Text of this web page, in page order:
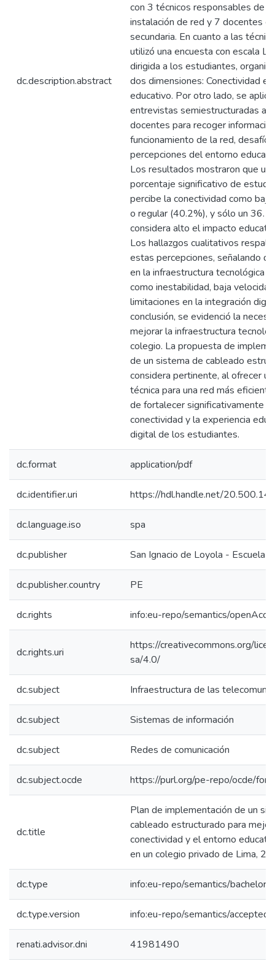
dc.description.abstract
con 3 técnicos responsables de la
instalación de red y 7 docentes
secundaria. En cuanto a las
utilizó una encuesta con escala
dirigida a los estudiantes,
dos dimensiones: Conectividad e
educativo. Por otro lado, se
entrevistas semiestructuradas a
docentes para recoger
funcionamiento de la red,
percepciones del entorno
Los resultados mostraron que un
porcentaje significativo de
percibe la conectividad como
o regular (40.2%), y sólo un
considera alto el impacto
Los hallazgos cualitativos
estas percepciones, señalando
en la infraestructura tecnológica
como inestabilidad, baja
limitaciones en la integración
conclusión, se evidenció la
mejorar la infraestructura
colegio. La propuesta de
de un sistema de cableado
considera pertinente, al ofrecer
técnica para una red más
de fortalecer significativamente la
conectividad y la experiencia
digital de los estudiantes.
dc.format application/pdf
dc.identifier.uri https://hdl.handle.net/
dc.language.iso spa
dc.publisher San Ignacio de Loyola - Escuela
dc.publisher.country PE
dc.rights info:eu-repo/semantics/
dc.rights.uri
https://creativecommons.org/
sa/4.0/
dc.subject Infraestructura de las
dc.subject Sistemas de información
dc.subject Redes de comunicación
dc.subject.ocde https://purl.org/pe-repo/ocde/
dc.title
Plan de implementación de un
cableado estructurado para
conectividad y el entorno
en un colegio privado de Lima,
dc.type info:eu-repo/semantics/
dc.type.version info:eu-repo/semantics/
renati.advisor.dni 41981490